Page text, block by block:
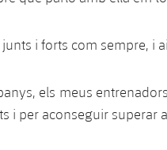
i forts com sempre, i
els meus
i per aconseguir superar